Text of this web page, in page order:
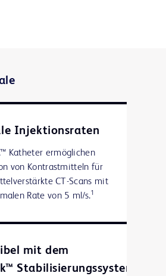
Injektionsraten
Katheter ermöglichen
von Kontrastmitteln für
CT-Scans mit
Rate von 5 ml/s.1
mit dem
Stabilisierungssystem